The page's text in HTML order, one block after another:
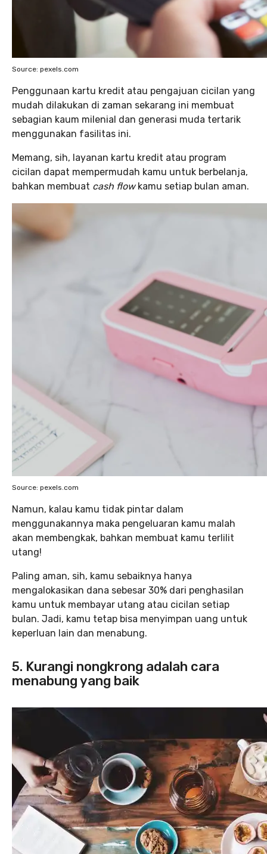
Source: pexels.com
Penggunaan kartu kredit atau pengajuan cicilan yang
mudah dilakukan di zaman sekarang ini membuat
sebagian kaum milenial dan generasi muda tertarik
menggunakan fasilitas ini.
Memang, sih, layanan kartu kredit atau program
cicilan dapat mempermudah kamu untuk berbelanja,
bahkan membuat cash flowkamu setiap bulan aman.
Source: pexels.com
Namun, kalau kamu tidak pintar dalam
menggunakannya maka pengeluaran kamu malah
akan membengkak, bahkan membuat kamu terlilit
utang!
Paling aman, sih, kamu sebaiknya hanya
mengalokasikan dana sebesar 30% dari penghasilan
kamu untuk membayar utang atau cicilan setiap
bulan. Jadi, kamu tetap bisa menyimpan uang untuk
keperluan lain dan menabung.
5. Kurangi nongkrong adalah cara
menabung yang baik